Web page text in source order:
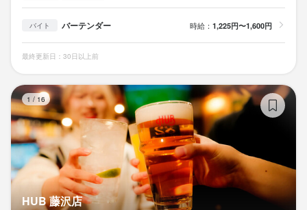
バイト バーテンダー 時給： 1,225円〜1,600円
最終更新日：30日以上前
1 / 16
HUB 藤沢店
最終更新日2026/04/24
最終更新日2026/04/24
最終更新日2026/04/24